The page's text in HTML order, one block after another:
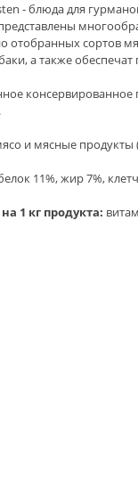
- блюда для
отобранных сортов
а также
консервированное
и мясные
11%, жир 7%,
1 кг продукта: